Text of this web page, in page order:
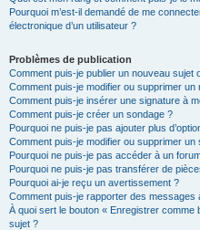
Pourquoi m’est-il demandé de me
électronique d’un utilisateur ?
Problèmes de publication
Comment puis-je publier un nouveau sujet
Comment puis-je modifier ou supprimer un
Comment puis-je insérer une signature à
Comment puis-je créer un sondage ?
Pourquoi ne puis-je pas ajouter plus
Comment puis-je modifier ou supprimer un
Pourquoi ne puis-je pas accéder à un
Pourquoi ne puis-je pas transférer de
Pourquoi ai-je reçu un avertissement ?
Comment puis-je rapporter des messages
À quoi sert le bouton « Enregistrer comme
sujet ?